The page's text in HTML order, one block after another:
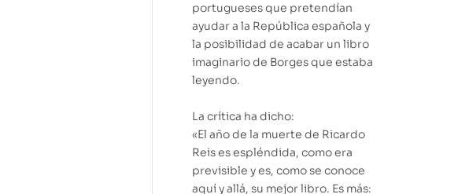
portugueses que pretendían
ayudar a la República española y
la posibilidad de acabar un libro
imaginario de Borges que estaba
leyendo.
La crítica ha dicho:
«El año de la muerte de Ricardo
Reis es espléndida, como era
previsible y es, como se conoce
aquí y allá, su mejor libro. Es más: